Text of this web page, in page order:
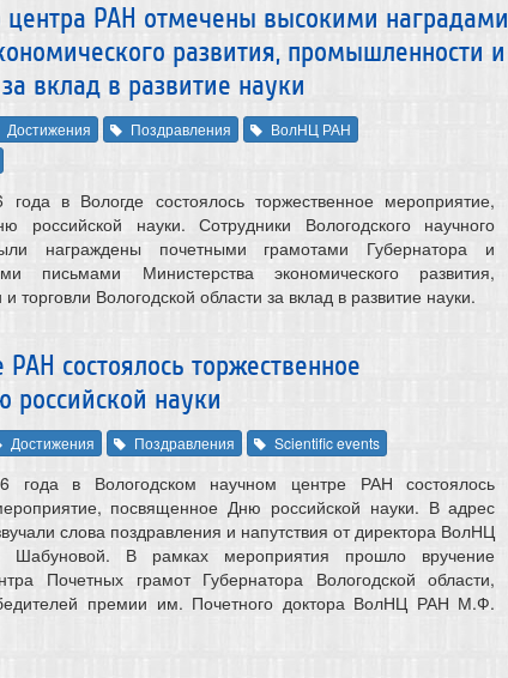
центра РАН отмечены высокими наградами
развития, промышленности и
вклад в развитие науки
Достижения Поздравления
ВолНЦ РАН
в Вологде состоялось торжественное мероприятие,
российской науки. Сотрудники Вологодского научного
награждены почетными грамотами Губернатора и
письмами Министерства экономического развития,
торговли Вологодской области за вклад в развитие науки.
состоялось торжественное
российской науки
Достижения Поздравления Scientific events
года в Вологодском научном центре РАН состоялось
посвященное Дню российской науки. В адрес
слова поздравления и напутствия от директора ВолНЦ
В рамках мероприятия прошло вручение
Почетных грамот Губернатора Вологодской области,
премии им. Почетного доктора ВолНЦ РАН М.Ф.